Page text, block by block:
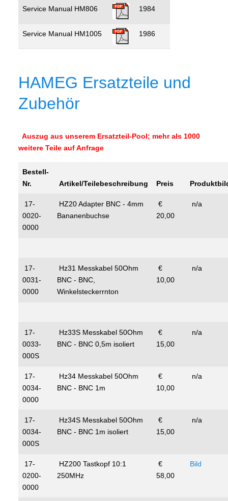
Service Manual HM806 1984
Service Manual HM1005 1986
HAMEG Ersatzteile und
Zubehör
Auszug aus unserem Ersatzteil-Pool; mehr als 1000
weitere Teile auf Anfrage
Bestell-
Nr.
Artikel/Teilebeschreibung Preis
17-
0020-
0000
HZ20 Adapter BNC - 4mm
Bananenbuchse
€
20,00
n/a
17-
0031-
0000
Hz31 Messkabel 50Ohm
BNC - BNC,
Winkelsteckerrnton
€
10,00
n/a
17-
0033-
000S
Hz33S Messkabel 50Ohm
BNC - BNC 0,5m isoliert
€
15,00
n/a
17-
0034-
0000
Hz34 Messkabel 50Ohm
BNC - BNC 1m
€
10,00
n/a
17-
0034-
000S
Hz34S Messkabel 50Ohm
BNC - BNC 1m isoliert
€
15,00
n/a
17-
0200-
0000
HZ200 Tastkopf 10:1
250MHz
€
58,00
Bild